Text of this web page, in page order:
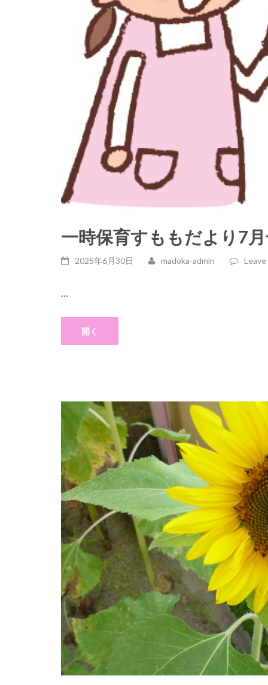
一時保育すももだより7
2025年6月30日 madoka-admin
...
開く